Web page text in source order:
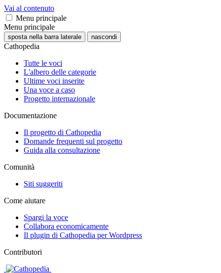
Vai al contenuto
Menu principale
Menu principale
sposta nella barra laterale nascondi
Cathopedia
Tutte le voci
L'albero delle categorie
Ultime voci inserite
Una voce a caso
Progetto internazionale
Documentazione
Il progetto di Cathopedia
Domande frequenti sul progetto
Guida alla consultazione
Comunità
Siti suggeriti
Come aiutare
Spargi la voce
Collabora economicamente
Il plugin di Cathopedia per Wordpress
Contributori